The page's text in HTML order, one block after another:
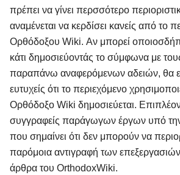
πρέπει να γίνει περσσότερο
αναμένεται να κερδίσει κανείς από το
Ορθόδοξου Wiki. Αν μπορεί
κάτι δημοσιεύοντάς το σύμφωνα με
παραπάνω αναφερόμενων αδειών, θα
ευτυχείς ότι το περιεχόμενο
Ορθόδοξο Wiki δημοσιεύεται.
συγγραφείς παράγωγων έργων υπό
που σημαίνει ότι δεν μπορούν να
παρόμοια αντιγραφή των
άρθρα του OrthodoxWiki.